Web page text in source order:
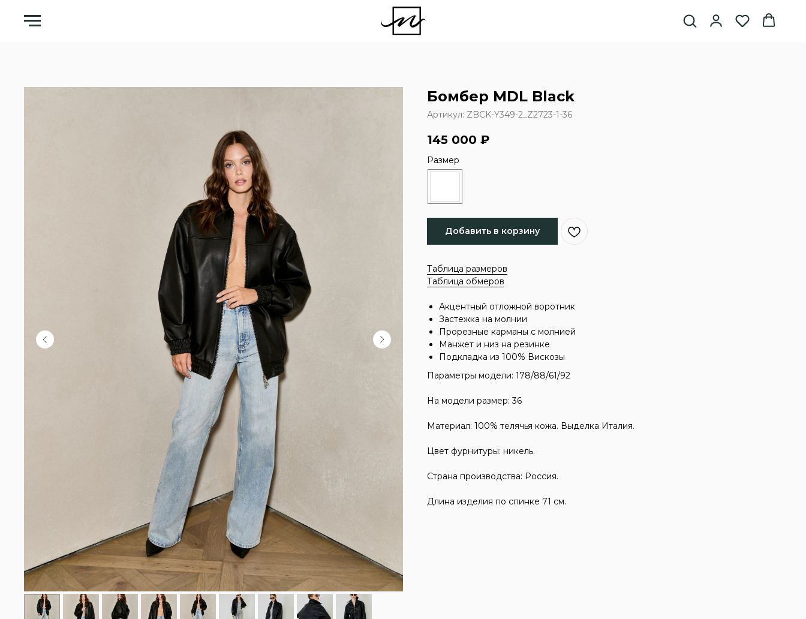
Бомбер MDL Black
Артикул: ZBCK-Y349-2_Z2723-1-36
145 000 ₽
Размер
Добавить в корзину
Таблица размеров
Таблица обмеров
Акцентный отложной воротник
Застежка на молнии
Прорезные карманы с молнией
Манжет и низ на резинке
Подкладка из 100% Вискозы
Параметры модели: 178/88/61/92
На модели размер: 36
Материал: 100% телячья кожа. Выделка Италия.
Цвет фурнитуры: никель.
Страна производства: Россия.
Длина изделия по спинке 71 см.